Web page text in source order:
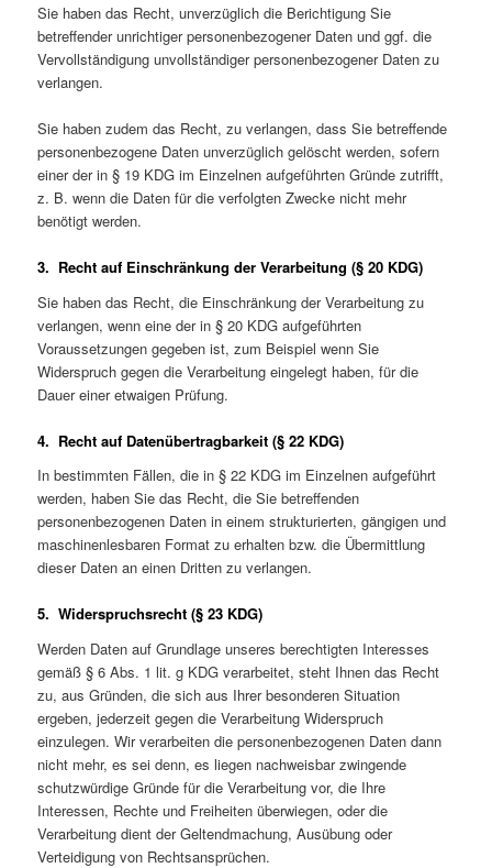
Sie haben das Recht, unverzüglich die Berichtigung Sie
betreffender unrichtiger personen­bezogener Daten und ggf. die
Vervollständigung unvollständiger personenbezogener Daten zu
verlangen.
Sie haben zudem das Recht, zu verlangen, dass Sie betreffende
personenbezogene Daten unverzüglich gelöscht werden, sofern
einer der in § 19 KDG im Einzelnen aufgeführten Gründe zutrifft,
z. B. wenn die Daten für die verfolgten Zwecke nicht mehr
benötigt werden.
3. Recht auf Einschränkung der Verarbeitung (§ 20 KDG)
Sie haben das Recht, die Einschränkung der Verarbeitung zu
verlangen, wenn eine der in § 20 KDG aufgeführten
Voraussetzungen gegeben ist, zum Beispiel wenn Sie
Widerspruch gegen die Verarbeitung eingelegt haben, für die
Dauer einer etwaigen Prüfung.
4. Recht auf Datenübertragbarkeit (§ 22 KDG)
In bestimmten Fällen, die in § 22 KDG im Einzelnen aufgeführt
werden, haben Sie das Recht, die Sie betreffenden
personenbezogenen Daten in einem strukturierten, gängigen und
maschinenlesbaren Format zu erhalten bzw. die Übermittlung
dieser Daten an einen Dritten zu verlangen.
5. Widerspruchsrecht (§ 23 KDG)
Werden Daten auf Grundlage unseres berechtigten Interesses
gemäß § 6 Abs. 1 lit. g KDG verarbeitet, steht Ihnen das Recht
zu, aus Gründen, die sich aus Ihrer besonderen Situation
ergeben, jederzeit gegen die Verarbeitung Widerspruch
einzulegen. Wir verarbeiten die personenbezogenen Daten dann
nicht mehr, es sei denn, es liegen nachweisbar zwingende
schutzwürdige Gründe für die Verarbeitung vor, die Ihre
Interessen, Rechte und Freiheiten überwiegen, oder die
Verarbeitung dient der Geltendmachung, Ausübung oder
Verteidigung von Rechtsansprüchen.